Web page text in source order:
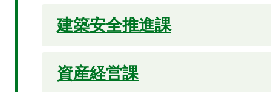
建築安全推進課
資産経営課